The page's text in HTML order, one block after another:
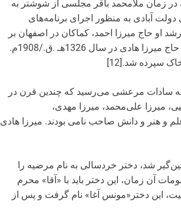
در زمان ملامحمد باقر مجلسی از شوشتر به
میرزا هادی دولت آبادی به منظور اجرای برنامه‌های
او حاج میرزا احمد، کماکان در اصفهان بر
مسند شرع نشست و به ارشاد و هدایت اصفهانی‌ها مشغول شد.[11] حاج میرزا هادی در سال 1326هـ .ق./1908م.
به سادات مرعشی می‌رسید که چندین قرن در
میرزا علی‌محمد، میرزا مهدی،
هادی همه در علم و هنر و دانش صاحب نامی بودند. میرزا هادی
شد، دختر خردسالی به نام مرضیه را
آن زمان، این دختر باید با «آقا» محرم
صیغه‌ی محرمیت، این دختر«مونس آغا» نام گرفت و پس از